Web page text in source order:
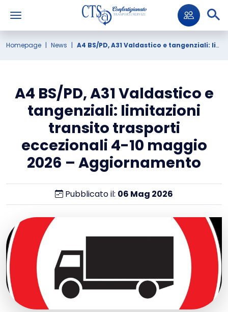
Homepage News A4 BS/PD, A31 Valdastico e tangenziali: limitazioni transito trasporti eccezionali 4-10 maggio 2026 – Aggiornamento
A4 BS/PD, A31 Valdastico e
tangenziali: limitazioni
transito trasporti
eccezionali 4-10 maggio
2026 – Aggiornamento
Pubblicato il: 06 Mag 2026